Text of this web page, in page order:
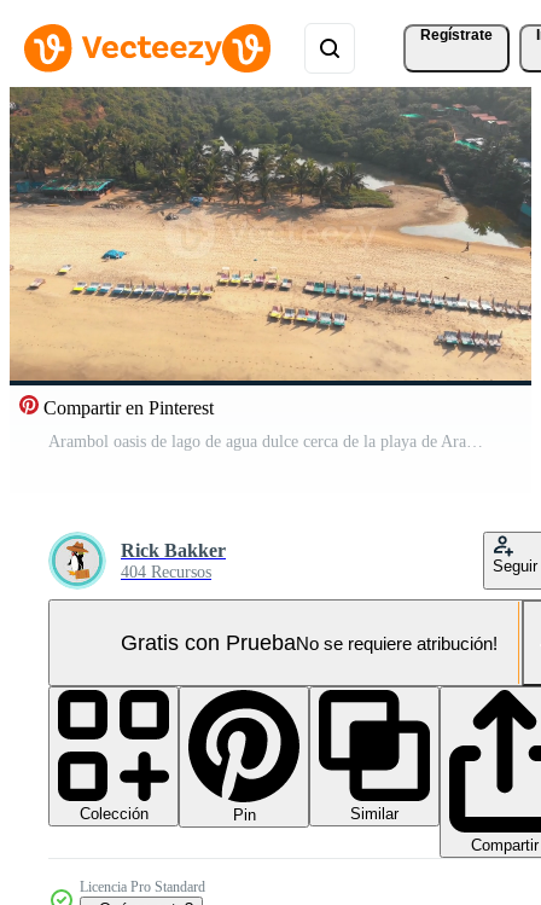
Regístrate
Compartir en Pinterest
Arambol oasis de lago de agua dulce cerca de la playa de Arambol en Goa, India Vídeo Pro
Rick Bakker
404 Recursos Seguir
Gratis con PruebaNo se requiere atribución!
Colección Pin
Similar
Compartir
Licencia Pro Standard